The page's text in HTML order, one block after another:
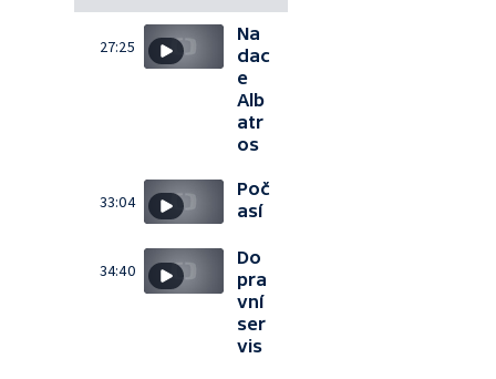
27:25
Na
dac
e
Alb
atr
os
33:04
Poč
así
34:40
Do
pra
vní
ser
vis